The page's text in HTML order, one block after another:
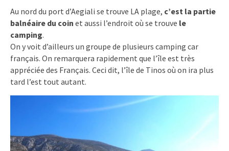
Au nord du port d’Aegiali se trouve LA plage, c’est la partie
balnéaire du coin et aussi l’endroit où se trouve le
camping.
On y voit d’ailleurs un groupe de plusieurs camping car
français. On remarquera rapidement que l’île est très
appréciée des Français. Ceci dit, l’île de Tinos où on ira plus
tard l’est tout autant.